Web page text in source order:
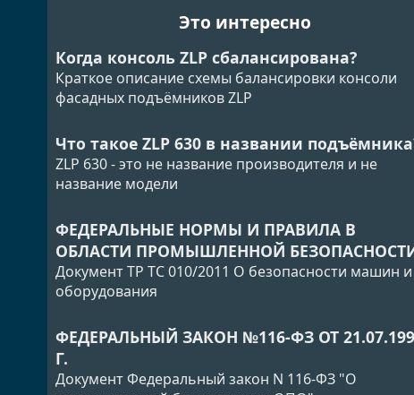
Это интересно
Когда консоль ZLP сбалансирована?
Краткое описание схемы балансировки консоли
фасадных подъёмников ZLP
Что такое ZLP 630 в названии
ZLP 630 - это не название производителя и не
название модели
ФЕДЕРАЛЬНЫЕ НОРМЫ И ПРАВИЛА В
ОБЛАСТИ ПРОМЫШЛЕННОЙ
Документ ТР ТС 010/2011 О безопасности машин и
оборудования
ФЕДЕРАЛЬНЫЙ ЗАКОН №116-ФЗ ОТ
Г.
Документ Федеральный закон N 116-ФЗ "О